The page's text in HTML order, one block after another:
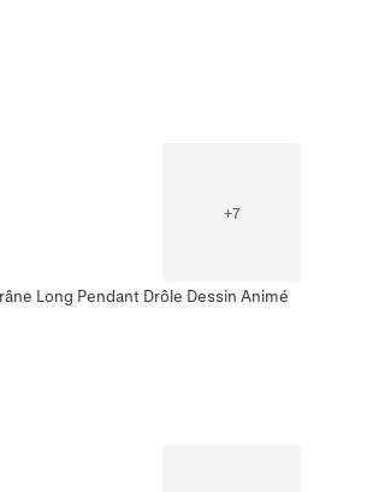
+7
Long Pendant Drôle Dessin Animé